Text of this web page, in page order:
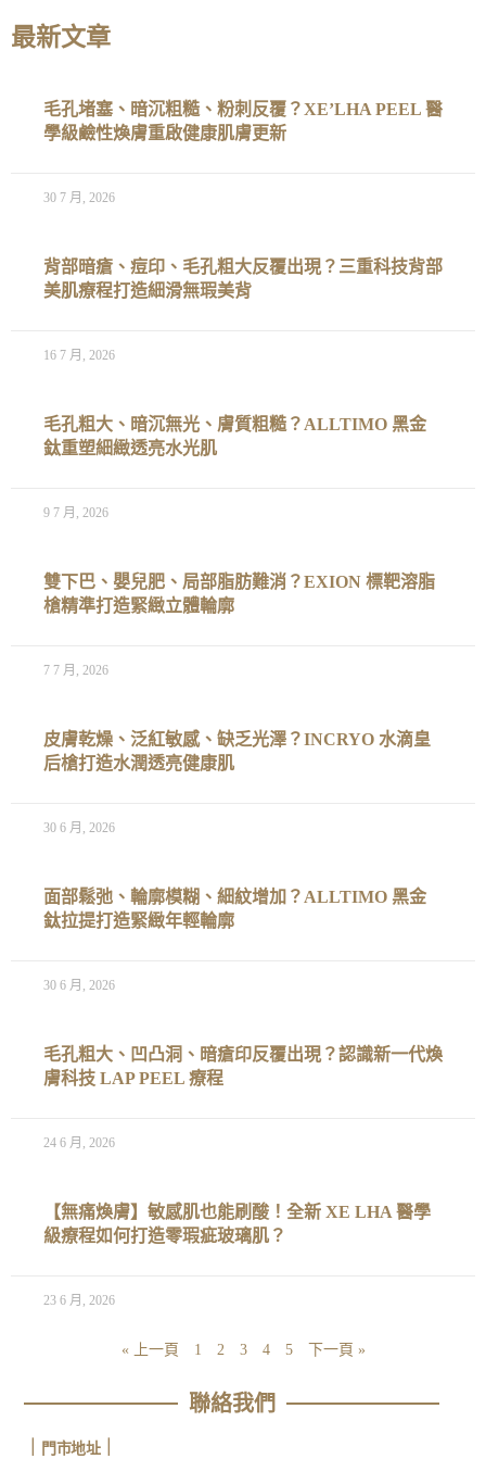
最新文章
毛孔堵塞、暗沉粗糙、粉刺反覆？XE’LHA PEEL 醫
學級鹼性煥膚重啟健康肌膚更新
30 7 月, 2026
背部暗瘡、痘印、毛孔粗大反覆出現？三重科技背部
美肌療程打造細滑無瑕美背
16 7 月, 2026
毛孔粗大、暗沉無光、膚質粗糙？ALLTIMO 黑金
鈦重塑細緻透亮水光肌
9 7 月, 2026
雙下巴、嬰兒肥、局部脂肪難消？EXION 標靶溶脂
槍精準打造緊緻立體輪廓
7 7 月, 2026
皮膚乾燥、泛紅敏感、缺乏光澤？INCRYO 水滴皇
后槍打造水潤透亮健康肌
30 6 月, 2026
面部鬆弛、輪廓模糊、細紋增加？ALLTIMO 黑金
鈦拉提打造緊緻年輕輪廓
30 6 月, 2026
毛孔粗大、凹凸洞、暗瘡印反覆出現？認識新一代煥
膚科技 LAP PEEL 療程
24 6 月, 2026
【無痛煥膚】敏感肌也能刷酸！全新 XE LHA 醫學
級療程如何打造零瑕疵玻璃肌？
23 6 月, 2026
« 上一頁 1 2 3 4 5 下一頁 »
聯絡我們
門市地址｜